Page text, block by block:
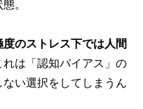
。
のストレス下では人間
れは「認知バイアス」の
い選択をしてしまうん